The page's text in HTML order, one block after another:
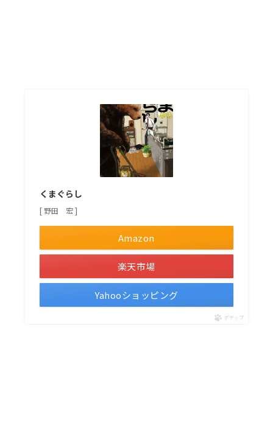
くまぐらし
[ 野田 宏 ]
Amazon
楽天市場
Yahooショッピング
ポチップ